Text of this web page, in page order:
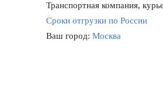
Транспортная компания,
Сроки отгрузки по России
Ваш город: Москва